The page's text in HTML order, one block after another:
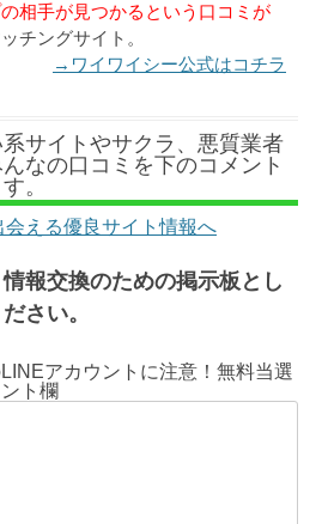
相手が見つかるという口コミが
チングサイト。
→ワイワイシー公式はコチラ
サイトやサクラ、悪質業者
なの口コミを下のコメント
。
会える優良サイト情報へ
報交換のための掲示板とし
さい。
アカウントに注意！無料当選
ト欄